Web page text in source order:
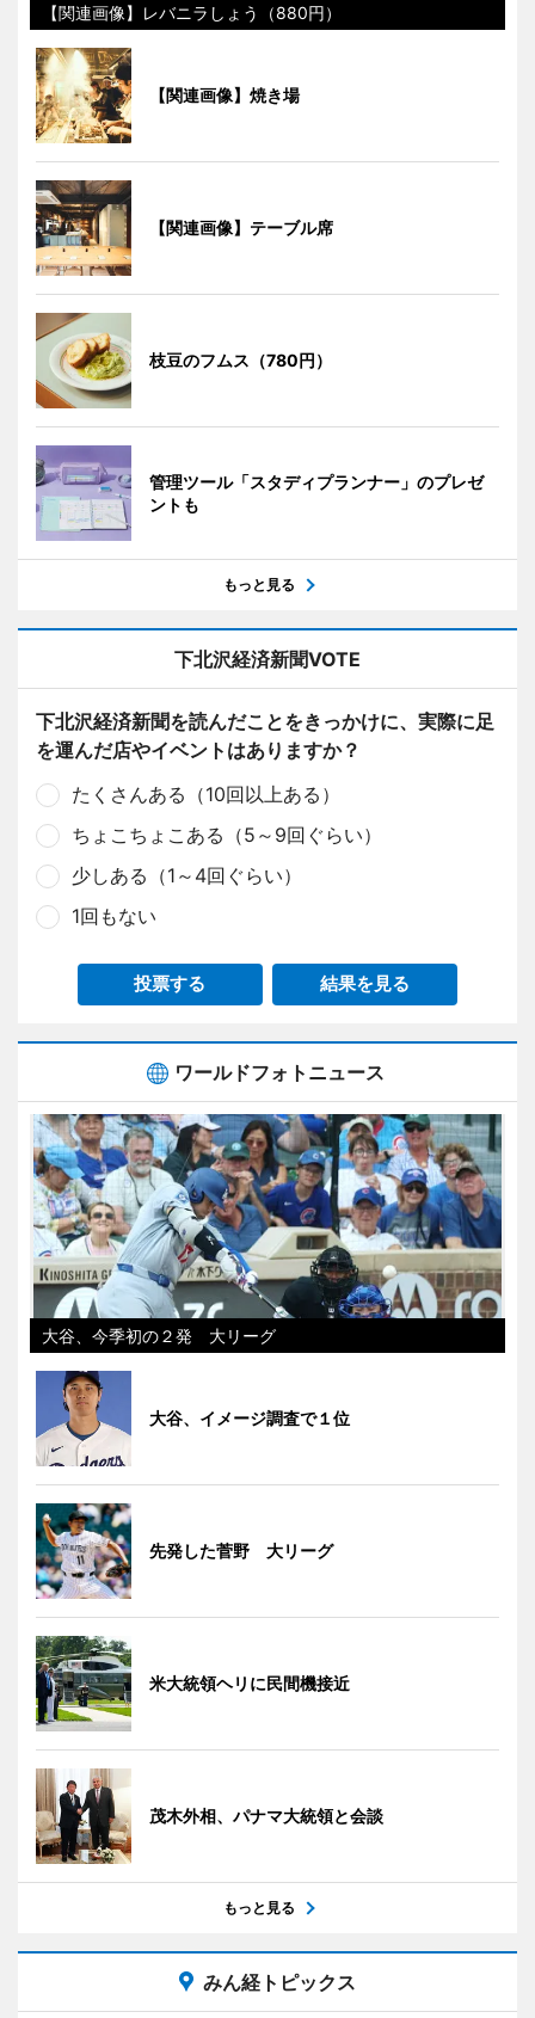
【関連画像】レバニラしょう（880円）
【関連画像】焼き場
【関連画像】テーブル席
枝豆のフムス（780円）
管理ツール「スタディプランナー」のプレゼ
ントも
もっと見る
下北沢経済新聞VOTE
下北沢経済新聞を読んだことをきっかけに、実際に足
を運んだ店やイベントはありますか？
たくさんある（10回以上ある）
ちょこちょこある（5～9回ぐらい）
少しある（1～4回ぐらい）
1回もない
投票する 結果を見る
ワールドフォトニュース
大谷、今季初の２発 大リーグ
大谷、イメージ調査で１位
先発した菅野 大リーグ
米大統領ヘリに民間機接近
茂木外相、パナマ大統領と会談
もっと見る
みん経トピックス